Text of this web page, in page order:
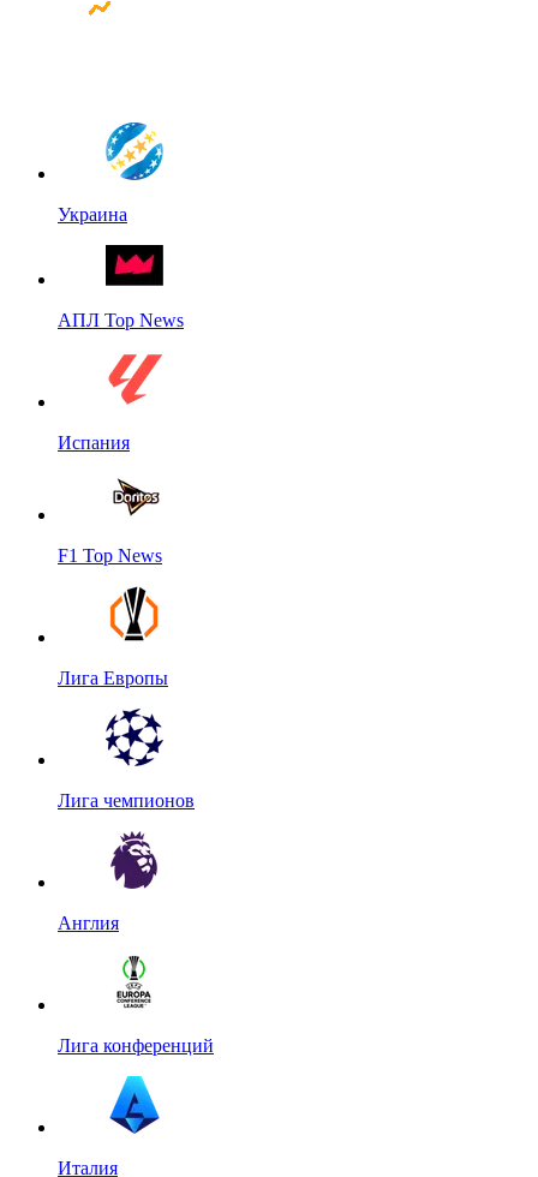
Украина
АПЛ Top News
Испания
F1 Top News
Лига Европы
Лига чемпионов
Англия
Лига конференций
Италия